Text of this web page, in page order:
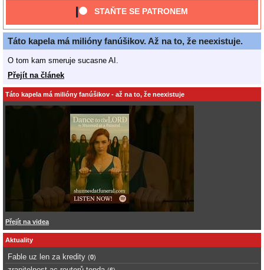
STAŇTE SE PATRONEM
Táto kapela má milióny fanúšikov. Až na to, že neexistuje.
O tom kam smeruje sucasne AI.
Přejít na článek
Táto kapela má milióny fanúšikov - až na to, že neexistuje
Přejít na videa
Aktuality
Fable uz len za kredity (0)